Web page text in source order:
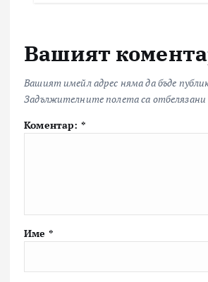
Вашият
Вашият имейл адрес няма да бъде
Задължителните полета са отбелязани
Коментар: *
Име *